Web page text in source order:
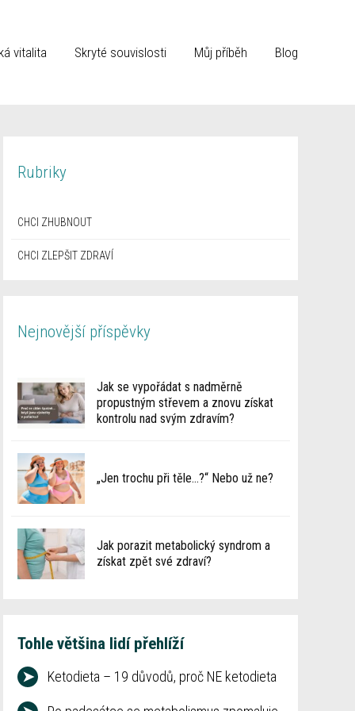
vitalita Skryté souvislosti Můj příběh Blog
Rubriky
CHCI ZHUBNOUT
CHCI ZLEPŠIT ZDRAVÍ
Nejnovější příspěvky
Jak se vypořádat s nadměrně
propustným střevem a znovu získat
kontrolu nad svým zdravím?
„Jen trochu při těle…?“ Nebo už ne?
Jak porazit metabolický syndrom a
získat zpět své zdraví?
Tohle většina lidí přehlíží
➤ Ketodieta – 19 důvodů, proč NE ketodieta